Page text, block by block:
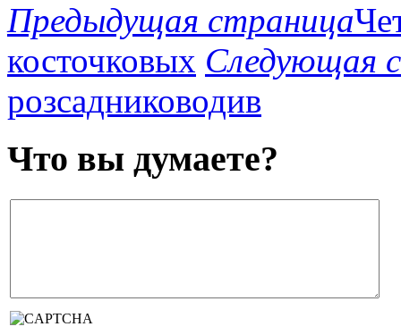
Предыдущая страница
косточковых Следующая
розсадниководив
Что вы думаете?